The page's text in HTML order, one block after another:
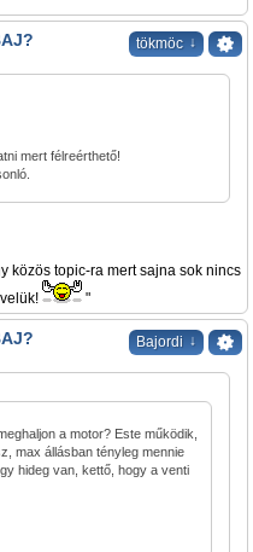
tökmöc ↓
mert félreérthető!
közös topic-ra mert sajna sok nincs
"
Bajordi ↓
a motor? Este működik,
max állásban tényleg mennie
hideg van, kettő, hogy a venti